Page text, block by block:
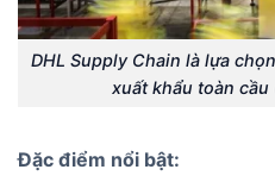
DHL Supply Chain là lựa
xuất khẩu toàn cầu
Đặc điểm nổi bật: